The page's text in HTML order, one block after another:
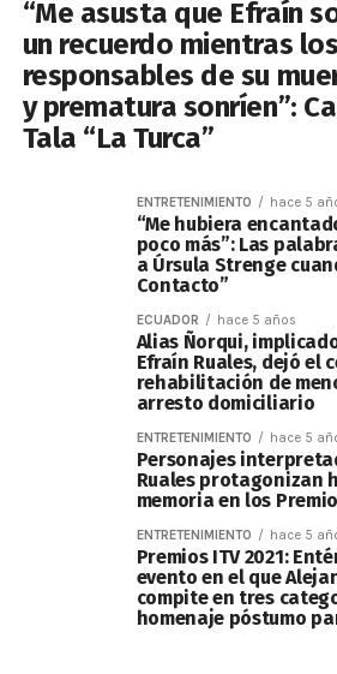
“Me asusta que Efraín
un recuerdo mientras los
responsables de su
y prematura sonríen”:
Tala “La Turca”
ENTRETENIMIENTO hace 5
“Me hubiera
poco más”: Las
a Úrsula Strenge
Contacto”
ECUADOR hace 5 años
Alias Ñorqui,
Efraín Ruales, dejó el
rehabilitación de
arresto domiciliario
ENTRETENIMIENTO hace 5
Personajes
Ruales protagonizan
memoria en los
ENTRETENIMIENTO hace 5
Premios ITV 2021:
evento en el que
compite en tres
homenaje póstumo